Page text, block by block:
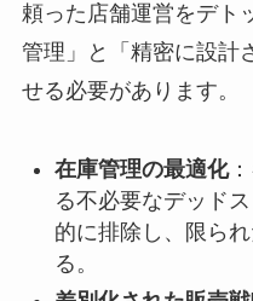
頼った店舗運営をデト
管理」と「精密に設計
せる必要があります。
在庫管理の最適化
る不必要なデッド
的に排除し、限ら
る。